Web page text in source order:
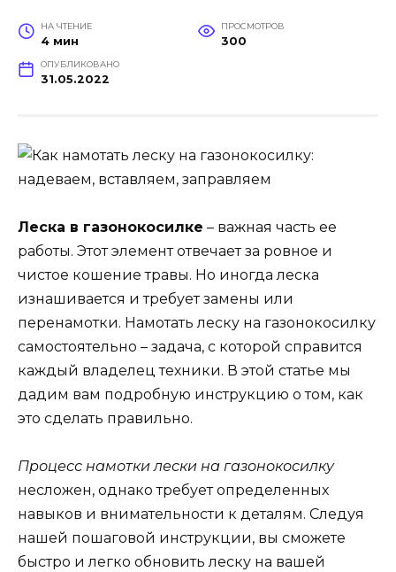
НА ЧТЕНИЕ
4 мин
ПРОСМОТРОВ
300
ОПУБЛИКОВАНО
31.05.2022
Леска в газонокосилке – важная часть ее
работы. Этот элемент отвечает за ровное и
чистое кошение травы. Но иногда леска
изнашивается и требует замены или
перенамотки. Намотать леску на газонокосилку
самостоятельно – задача, с которой справится
каждый владелец техники. В этой статье мы
дадим вам подробную инструкцию о том, как
это сделать правильно.
Процесс намотки лески на газонокосилку
несложен, однако требует определенных
навыков и внимательности к деталям. Следуя
нашей пошаговой инструкции, вы сможете
быстро и легко обновить леску на вашей